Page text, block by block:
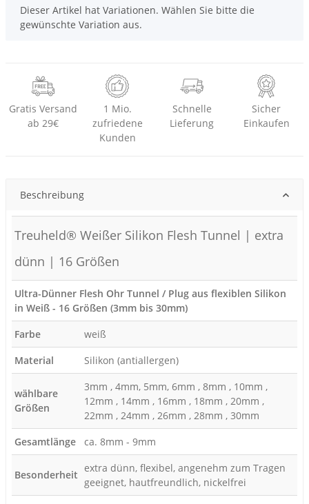
x
Dieser Artikel hat Variationen. Wählen Sie bitte die
gewünschte Variation aus.
Gratis Versand
ab 29€
1 Mio.
zufriedene
Kunden
Schnelle
Lieferung
Sicher
Einkaufen
Beschreibung
Treuheld® Weißer Silikon Flesh Tunnel | extra
dünn | 16 Größen
Ultra-Dünner Flesh Ohr Tunnel / Plug aus flexiblen Silikon
in Weiß - 16 Größen (3mm bis 30mm)
Farbe
weiß
Material
Silikon (antiallergen)
wählbare
Größen
3mm , 4mm, 5mm, 6mm , 8mm , 10mm ,
12mm , 14mm , 16mm , 18mm , 20mm ,
22mm , 24mm , 26mm , 28mm , 30mm
Gesamtlänge
ca. 8mm - 9mm
Besonderheit
extra dünn, flexibel, angenehm zum Tragen
geeignet, hautfreundlich, nickelfrei